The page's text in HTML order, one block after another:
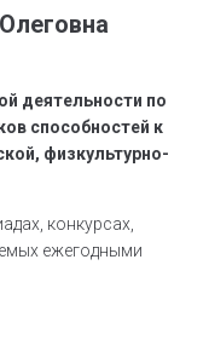
деятельности по
способностей к
физкультурно-
конкурсах,
ежегодными